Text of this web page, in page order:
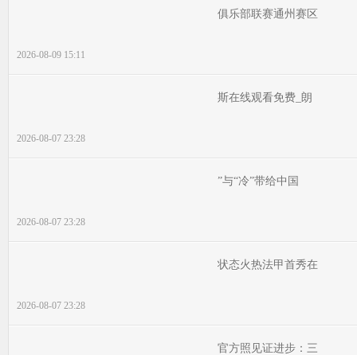
俱乐部联赛通州赛区
2026-08-09 15:11
斯在线观看免费_朗
2026-08-07 23:28
”与“冷”带给中国
2026-08-07 23:28
状态火热法甲首秀在
2026-08-07 23:28
官方照见证进步：三